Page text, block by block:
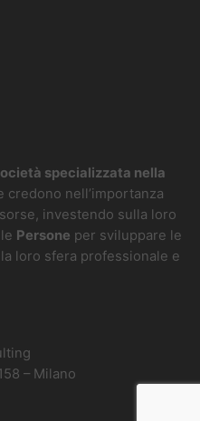
specializzata nella
credono nell’importanza
investendo sulla loro
Persone per sviluppare le
loro sfera professionale e
– Milano